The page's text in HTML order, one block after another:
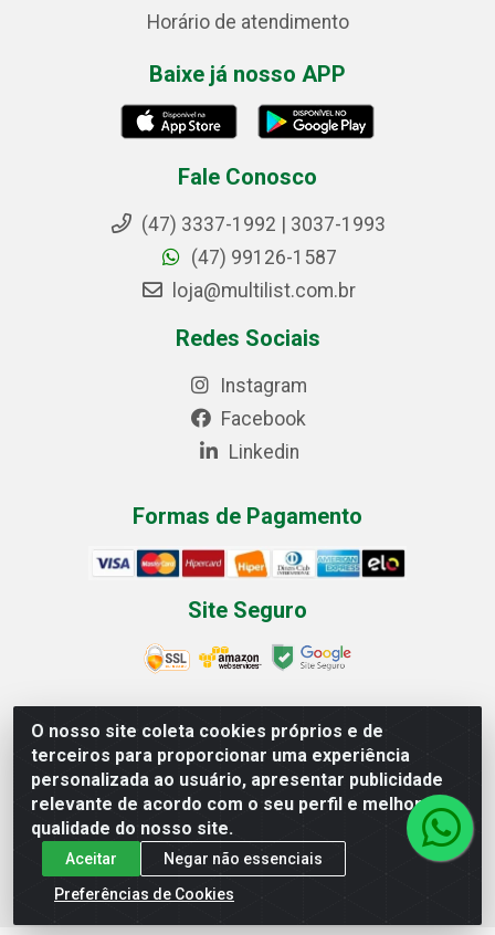
O nosso site coleta cookies próprios e de
terceiros para proporcionar uma experiência
personalizada ao usuário, apresentar publicidade
relevante de acordo com o seu perfil e melhorar a
qualidade do nosso site.
Aceitar
Negar não essenciais
Preferências de Cookies
Horário de atendimento
Baixe já nosso APP
Fale Conosco
(47) 3337-1992 | 3037-1993
(47) 99126-1587
loja@multilist.com.br
Redes Sociais
Instagram
Facebook
Linkedin
Formas de Pagamento
Site Seguro
Multilist Distribuidora de Cosméticos LTDA - Rua
Anfilóquio Nunes Pires, 4785 - Bela Vista, Gaspar/SC -
CEP 89.111-081 - CNPJ 07.597.795/0001-06